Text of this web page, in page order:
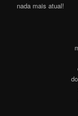
nada mais atual!